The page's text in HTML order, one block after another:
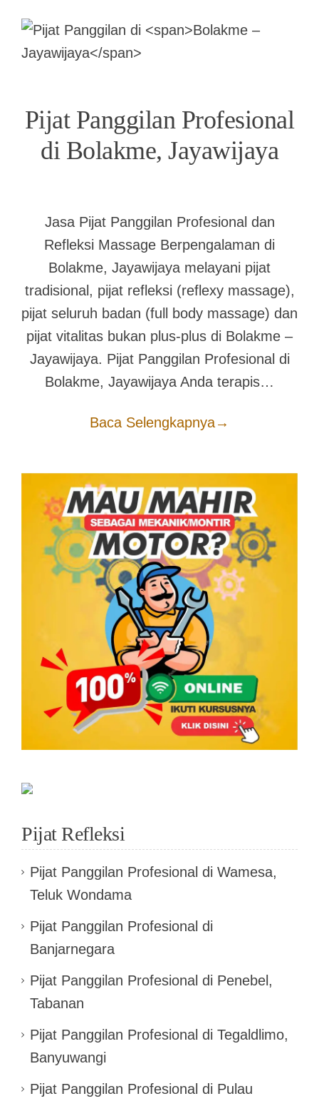
Pijat Panggilan Profesional
di Bolakme, Jayawijaya
Jasa Pijat Panggilan Profesional dan
Refleksi Massage Berpengalaman di
Bolakme, Jayawijaya melayani pijat
tradisional, pijat refleksi (reflexy massage),
pijat seluruh badan (full body massage) dan
pijat vitalitas bukan plus-plus di Bolakme –
Jayawijaya. Pijat Panggilan Profesional di
Bolakme, Jayawijaya Anda terapis…
Baca Selengkapnya→
Pijat Refleksi
Pijat Panggilan Profesional di Wamesa,
Teluk Wondama
Pijat Panggilan Profesional di
Banjarnegara
Pijat Panggilan Profesional di Penebel,
Tabanan
Pijat Panggilan Profesional di Tegaldlimo,
Banyuwangi
Pijat Panggilan Profesional di Pulau